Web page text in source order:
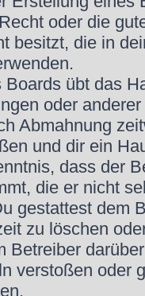
oder die
besitzt, die in
Boards übt das
oder
Abmahnung
und dir ein
dass der
die er nicht
gestattest dem
zu löschen
Betreiber
verstoßen oder